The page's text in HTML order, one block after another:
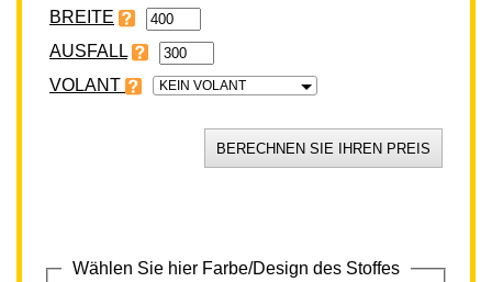
BREITE
VOLANT KEIN VOLANT
Wählen Sie hier Farbe/Design des Stoffes